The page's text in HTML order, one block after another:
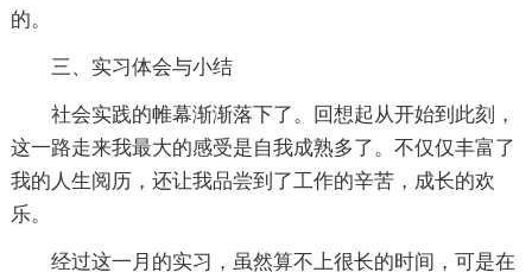
的。
三、实习体会与小结
社会实践的帷幕渐渐落下了。回想起从开始到此刻，
这一路走来我最大的感受是自我成熟多了。不仅仅丰富了
我的人生阅历，还让我品尝到了工作的辛苦，成长的欢
乐。
经过这一月的实习，虽然算不上很长的时间，可是在